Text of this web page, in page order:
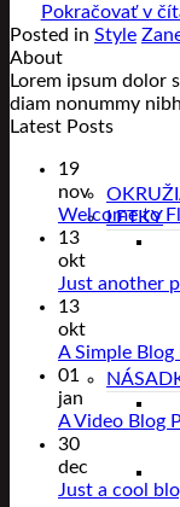
LETKY
Pokračovať v
Posted in Style
About
Lorem ipsum dolor
diam nonummy
Latest Posts
19
nov
Welcome to
13
okt
Just another
13
okt
A Simple Blog
01
jan
A Video Blog
30
dec
Just a cool